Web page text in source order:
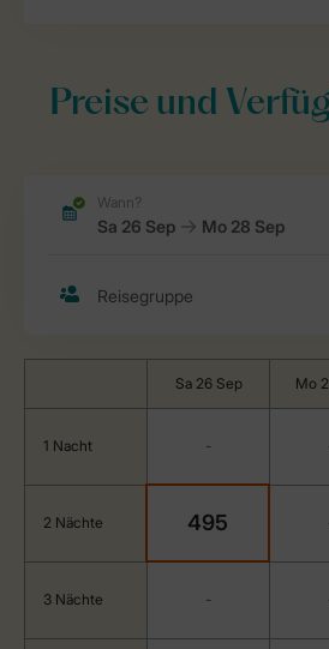
Preise und
Sa 26 Sep Mo
1 Nacht -
2 Nächte 495
3 Nächte -